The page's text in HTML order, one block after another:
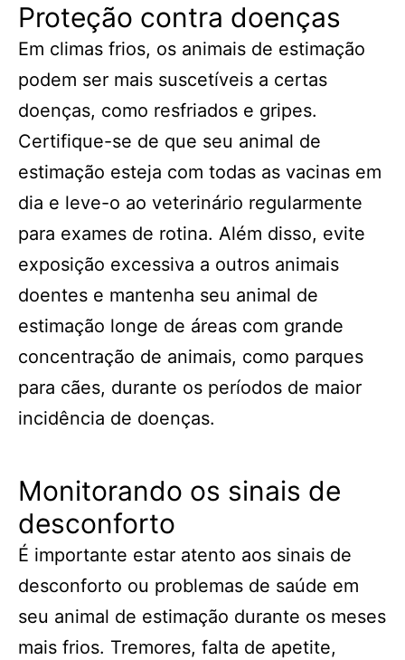
Proteção contra doenças
Em climas frios, os animais de estimação
podem ser mais suscetíveis a certas
doenças, como resfriados e gripes.
Certifique-se de que seu animal de
estimação esteja com todas as vacinas em
dia e leve-o ao veterinário regularmente
para exames de rotina. Além disso, evite
exposição excessiva a outros animais
doentes e mantenha seu animal de
estimação longe de áreas com grande
concentração de animais, como parques
para cães, durante os períodos de maior
incidência de doenças.
Monitorando os sinais de
desconforto
É importante estar atento aos sinais de
desconforto ou problemas de saúde em
seu animal de estimação durante os meses
mais frios. Tremores, falta de apetite,